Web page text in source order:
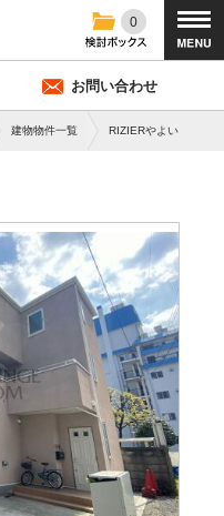
0
お問い合わせ
建物物件一覧 RIZIERやよい